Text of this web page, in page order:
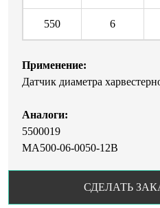
550 6
Применение:
Датчик диаметра
Аналоги:
5500019
MA500-06-0050-12В
СДЕЛАТЬ